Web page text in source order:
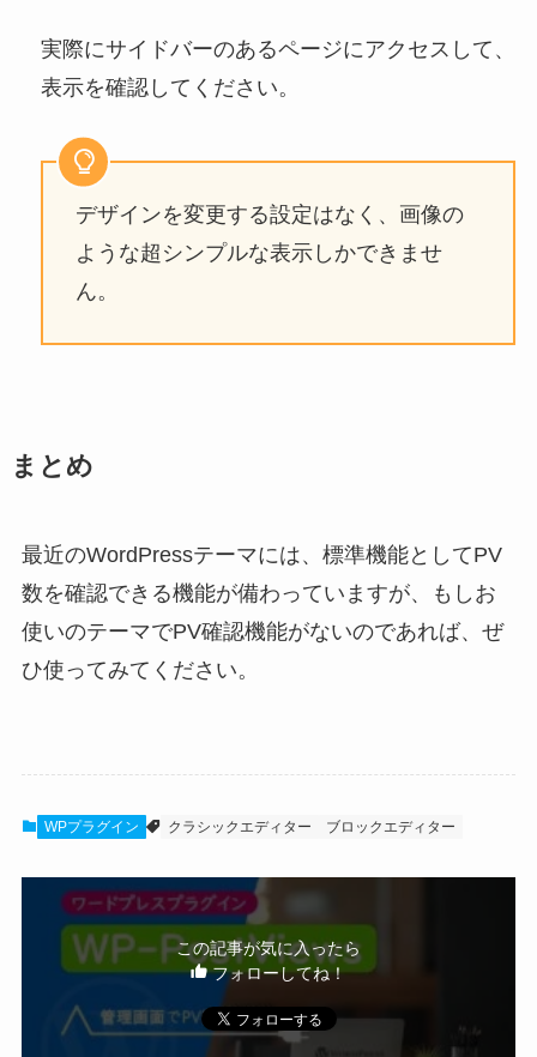
実際にサイドバーのあるページにアクセスして、
表示を確認してください。
デザインを変更する設定はなく、画像の
ような超シンプルな表示しかできませ
ん。
まとめ
最近のWordPressテーマには、標準機能としてPV
数を確認できる機能が備わっていますが、もしお
使いのテーマでPV確認機能がないのであれば、ぜ
ひ使ってみてください。
WPプラグイン クラシックエディター ブロックエディター
この記事が気に入ったら
フォローしてね！